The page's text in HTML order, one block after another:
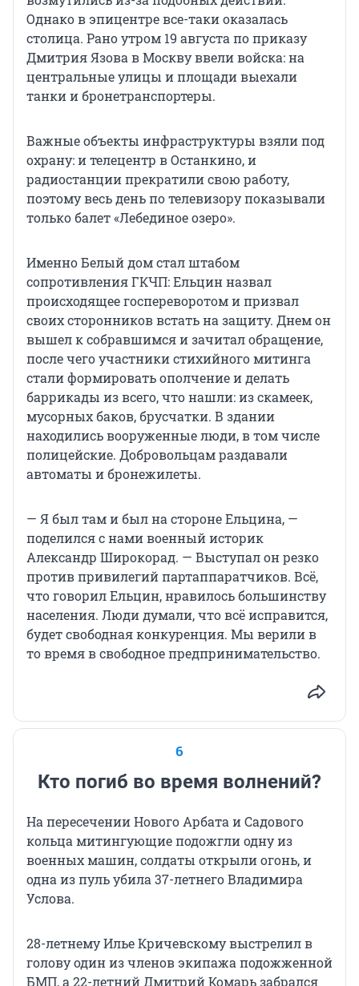
Однако в эпицентре все-таки оказалась
столица. Рано утром 19 августа по приказу
Дмитрия Язова в Москву ввели войска: на
центральные улицы и площади выехали
танки и бронетранспортеры.
Важные объекты инфраструктуры взяли под
охрану: и телецентр в Останкино, и
радиостанции прекратили свою работу,
поэтому весь день по телевизору показывали
только балет «Лебединое озеро».
Именно Белый дом стал штабом
сопротивления ГКЧП: Ельцин назвал
происходящее госпереворотом и призвал
своих сторонников встать на защиту. Днем он
вышел к собравшимся и зачитал обращение,
после чего участники стихийного митинга
стали формировать ополчение и делать
баррикады из всего, что нашли: из скамеек,
мусорных баков, брусчатки. В здании
находились вооруженные люди, в том числе
полицейские. Добровольцам раздавали
автоматы и бронежилеты.
— Я был там и был на стороне Ельцина, —
поделился с нами военный историк
Александр Широкорад. — Выступал он резко
против привилегий партаппаратчиков. Всё,
что говорил Ельцин, нравилось большинству
населения. Люди думали, что всё исправится,
будет свободная конкуренция. Мы верили в
то время в свободное предпринимательство.
6
Кто погиб во время волнений?
На пересечении Нового Арбата и Садового
кольца митингующие подожгли одну из
военных машин, солдаты открыли огонь, и
одна из пуль убила 37-летнего Владимира
Услова.
28-летнему Илье Кричевскому выстрелил в
голову один из членов экипажа подожженной
БМП, а 22-летний Дмитрий Комарь забрался